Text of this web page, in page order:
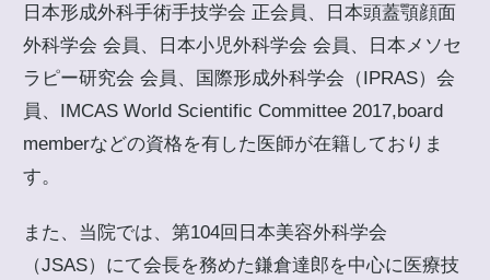
日本形成外科手術手技学会 正会員、日本頭蓋顎顔面
外科学会 会員、日本小児外科学会 会員、日本メソセ
ラピー研究会 会員、国際形成外科学会（IPRAS）会
員、IMCAS World Scientific Committee 2017,board
memberなどの資格を有した医師が在籍しておりま
す。
また、当院では、第104回日本美容外科学会
（JSAS）にて会長を務めた鎌倉達郎を中心に医療技